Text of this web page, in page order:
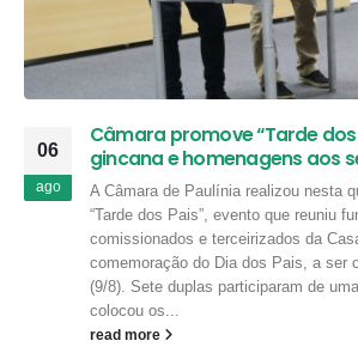
06
ago
Câmara promove “Tarde dos
gincana e homenagens aos
A Câmara de Paulínia realizou nesta
“Tarde dos Pais”, evento que reuniu
comissionados e terceirizados da
comemoração do Dia dos Pais, a ser
(9/8). Sete duplas participaram de
colocou os...
read more